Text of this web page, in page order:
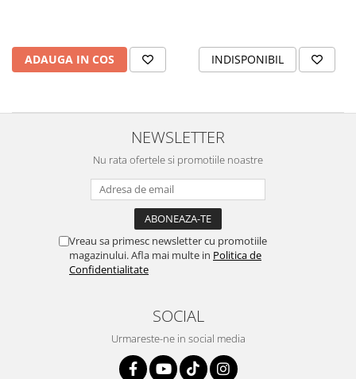
ADAUGA IN COS INDISPONIBIL
NEWSLETTER
Nu rata ofertele si promotiile noastre
Vreau sa primesc newsletter cu promotiile
magazinului. Afla mai multe in Politica de
Confidentialitate
SOCIAL
Urmareste-ne in social media